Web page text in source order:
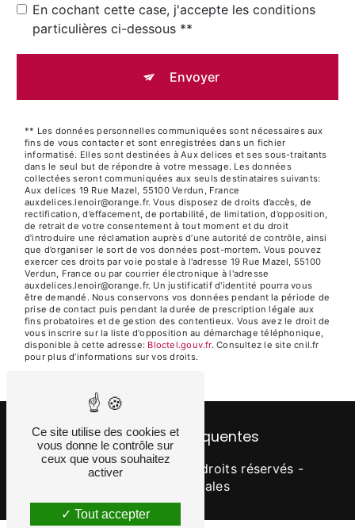
En cochant cette case, j'accepte les conditions
particulières ci-dessous **
Envoyer
** Les données personnelles communiquées sont nécessaires aux
fins de vous contacter et sont enregistrées dans un fichier
informatisé. Elles sont destinées à Aux delices et ses sous-traitants
dans le seul but de répondre à votre message. Les données
collectées seront communiquées aux seuls destinataires suivants:
Aux delices 19 Rue Mazel, 55100 Verdun, France
auxdelices.lenoir@orange.fr. Vous disposez de droits d’accès, de
rectification, d’effacement, de portabilité, de limitation, d’opposition,
de retrait de votre consentement à tout moment et du droit
d’introduire une réclamation auprès d’une autorité de contrôle, ainsi
que d’organiser le sort de vos données post-mortem. Vous pouvez
exercer ces droits par voie postale à l'adresse 19 Rue Mazel, 55100
Verdun, France ou par courrier électronique à l'adresse
auxdelices.lenoir@orange.fr. Un justificatif d'identité pourra vous
être demandé. Nous conservons vos données pendant la période de
prise de contact puis pendant la durée de prescription légale aux
fins probatoires et de gestion des contentieux. Vous avez le droit de
vous inscrire sur la liste d'opposition au démarchage téléphonique,
disponible à cette adresse:
Bloctel.gouv.fr. Consultez le site cnil.fr
pour plus d’informations sur vos droits.
Recherches fréquentes
©Vistalid- 2026 - Tous droits réservés -
Mentions légales
Ce site utilise des cookies et
vous donne le contrôle sur
ceux que vous souhaitez
activer
Tout accepter